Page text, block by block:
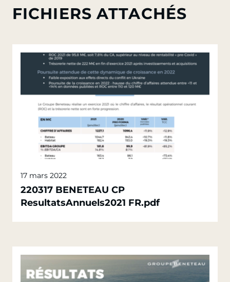
FICHIERS ATTACHÉS
17 mars 2022
220317 BENETEAU CP
ResultatsAnnuels2021 FR.pdf